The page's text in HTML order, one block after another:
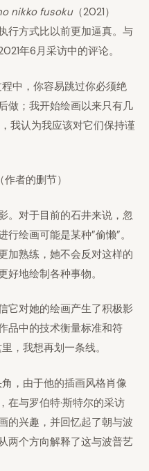
nikko fusoku（2021）
行方式比以前更加逼真。与
年6月采访中的评论。
中，你容易跳过你必须绝
做；我开始绘画以来只有几
我认为我应该对它们保持谨
者的删节）
。对于目前的石井来说，忽
绘画可能是某种”偷懒”。
加熟练，她不会反对这样的
地绘制各种事物。
它对她的绘画产生了积极影
品中的技术衡量标准和符
，我想再划一条线。
，由于他的插画风格肖像
在与罗伯特·斯特尔的采访
的兴趣，并回忆起了朝与波
两个方向解释了这与波普艺